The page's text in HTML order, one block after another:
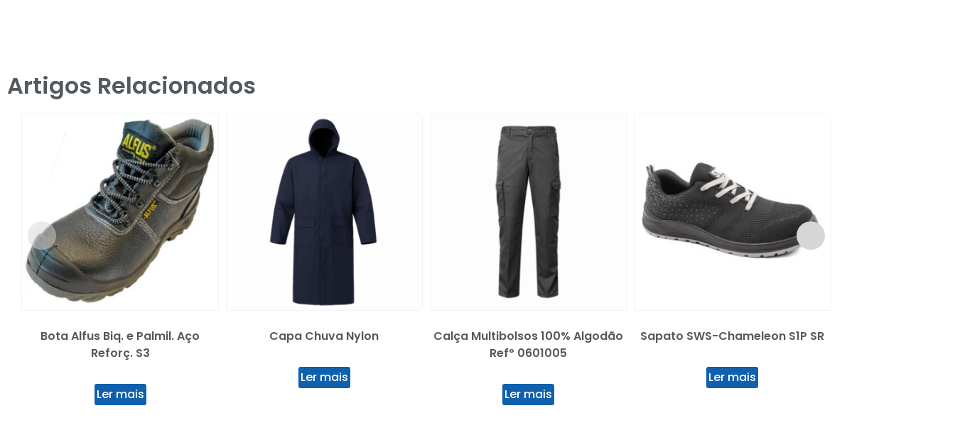
Artigos Relacionados
Bota Alfus Biq. e Palmil. Aço
Reforç. S3
Ler mais
Capa Chuva Nylon
Ler mais
Calça Multibolsos 100% Algodão
Refº 0601005
Ler mais
Sapato SWS-Chameleon S1P SR
Ler mais